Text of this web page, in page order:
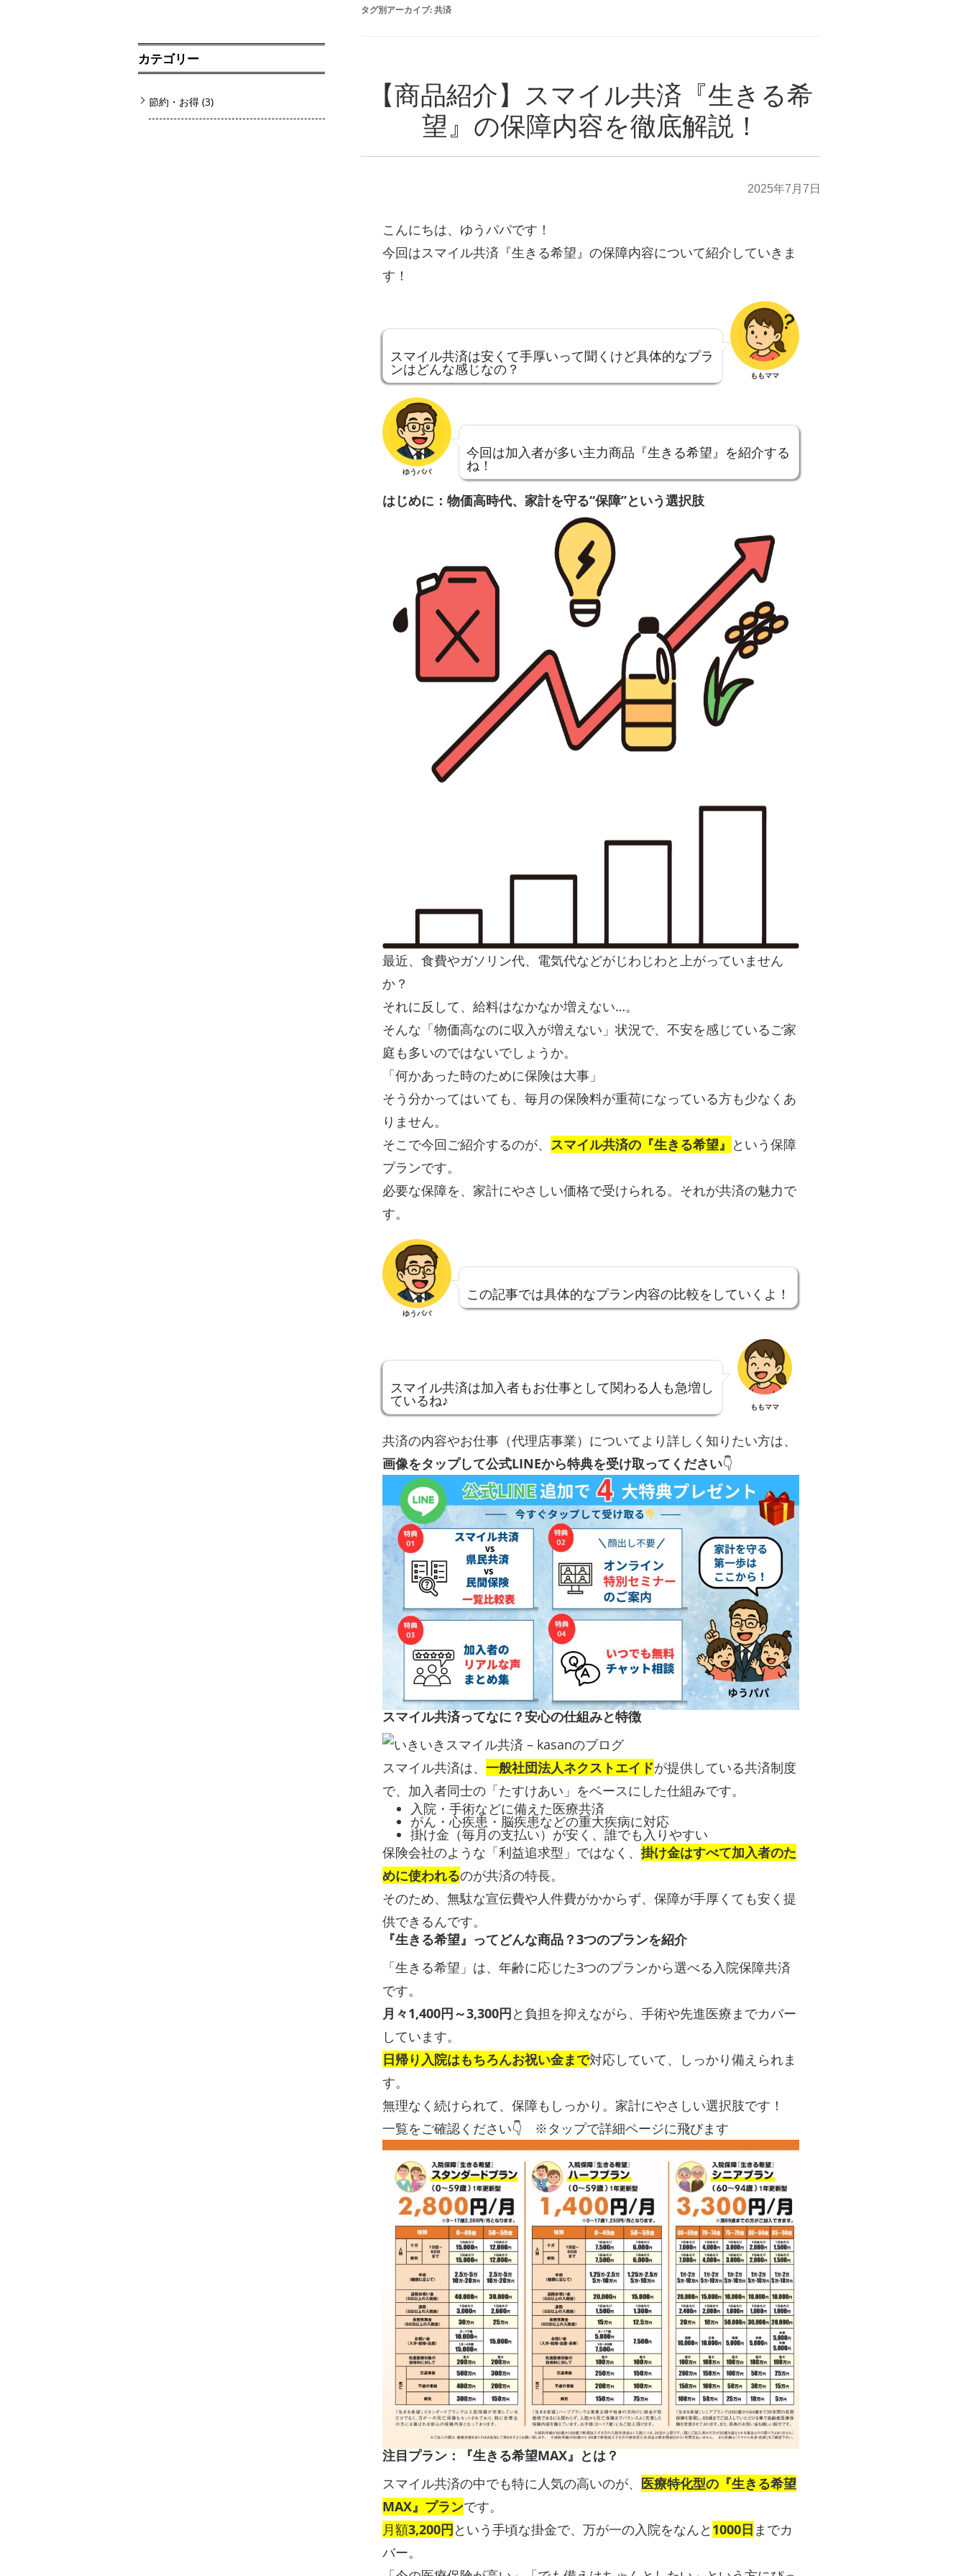
タグ別アーカイブ:共済
【商品紹介】スマイル共済『生きる希
望』の保障内容を徹底解説！
2025年7月7日
こんにちは、ゆうパパです！
今回はスマイル共済『生きる希望』の保障内容について紹介していきま
す！
スマイル共済は安くて手厚いって聞くけど具体的なプラ
ンはどんな感じなの？ ももママ
ゆうパパ
今回は加入者が多い主力商品『生きる希望』を紹介する
ね！
はじめに：物価高時代、家計を守る“保障”という選択肢
最近、食費やガソリン代、電気代などがじわじわと上がっていません
か？
それに反して、給料はなかなか増えない…。
そんな「物価高なのに収入が増えない」状況で、不安を感じているご家
庭も多いのではないでしょうか。
「何かあった時のために保険は大事」
そう分かってはいても、毎月の保険料が重荷になっている方も少なくあ
りません。
そこで今回ご紹介するのが、 スマイル共済の『生きる希望』 という保障
プランです。
必要な保障を、家計にやさしい価格で受けられる。それが共済の魅力で
す。
ゆうパパ
この記事では具体的なプラン内容の比較をしていくよ！
スマイル共済は加入者もお仕事として関わる人も急増し
ているね♪ ももママ
共済の内容やお仕事（代理店事業）についてより詳しく知りたい方は、
画像をタップして公式LINEから特典を受け取ってください👇
スマイル共済ってなに？安心の仕組みと特徴
スマイル共済は、 一般社団法人ネクストエイドが提供している共済制度
で、加入者同士の「たすけあい」をベースにした仕組みです。
入院・手術などに備えた医療共済
がん・心疾患・脳疾患などの重大疾病に対応
掛け金（毎月の支払い）が安く、誰でも入りやすい
保険会社のような「利益追求型」ではなく、 掛け金はすべて加入者のた
めに使われるのが共済の特長。
そのため、無駄な宣伝費や人件費がかからず、保障が手厚くても安く提
供できるんです。
『生きる希望』ってどんな商品？3つのプランを紹介
「生きる希望」は、年齢に応じた3つのプランから選べる入院保障共済
です。
月々1,400円～3,300円と負担を抑えながら、手術や先進医療までカバー
しています。
日帰り入院はもちろんお祝い金まで対応していて、しっかり備えられま
す。
無理なく続けられて、保障もしっかり。家計にやさしい選択肢です！
一覧をご確認ください👇 ※タップで詳細ページに飛びます
注目プラン：『生きる希望MAX』とは？
スマイル共済の中でも特に人気の高いのが、 医療特化型の『生きる希望
MAX』プランです。
月額3,200円という手頃な掛金で、万が一の入院をなんと 1000日 までカ
バー。
カテゴリー
節約・お得 (3)